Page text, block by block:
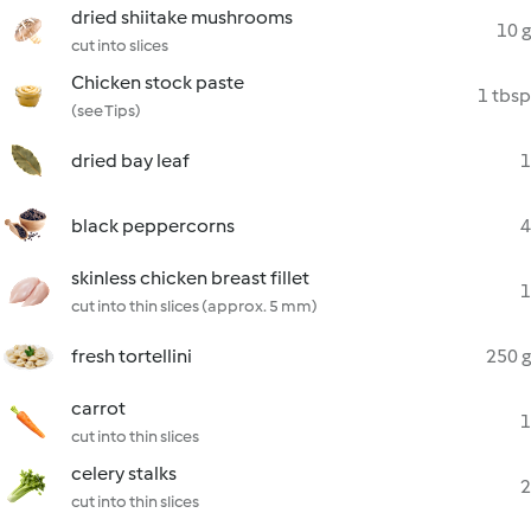
dried shiitake mushrooms
cut into slices
10 g
Chicken stock paste
(see Tips)
1 tbsp
dried bay leaf 1
black peppercorns 4
skinless chicken breast fillet
cut into thin slices (approx. 5 mm)
1
fresh tortellini 250 g
carrot
cut into thin slices
1
celery stalks
cut into thin slices
2